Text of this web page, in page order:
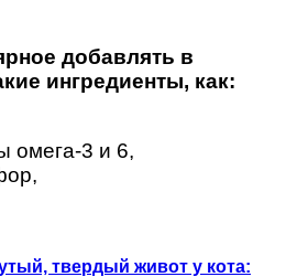
добавлять в
ингредиенты, как:
омега-3 и 6,
твердый живот у кота: